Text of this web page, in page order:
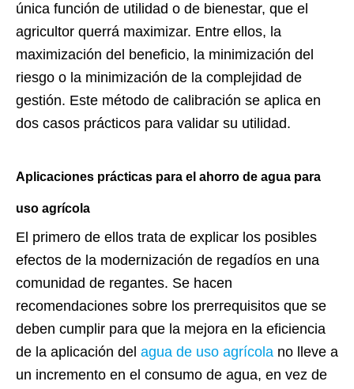
única función de utilidad o de bienestar, que el
agricultor querrá maximizar. Entre ellos, la
maximización del beneficio, la minimización del
riesgo o la minimización de la complejidad de
gestión. Este método de calibración se aplica en
dos casos prácticos para validar su utilidad.
Aplicaciones prácticas para el ahorro de agua para
uso agrícola
El primero de ellos trata de explicar los posibles
efectos de la modernización de regadíos en una
comunidad de regantes. Se hacen
recomendaciones sobre los prerrequisitos que se
deben cumplir para que la mejora en la eficiencia
de la aplicación del agua de uso agrícola no lleve a
un incremento en el consumo de agua, en vez de